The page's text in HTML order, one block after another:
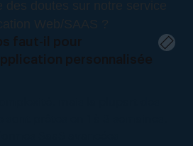
faut-il pour
personnalisée